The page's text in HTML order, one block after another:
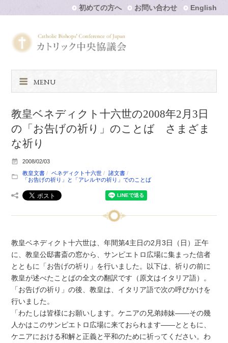
初めての方へ お問い合わせ English
MENU
教皇ベネディクト十六世の2008年2月3日
の「お告げの祈り」のことば さまざま
な祈り
2008/02/03
教皇文書
ベネディクト十六世
諸文書
「お告げの祈り」と「アレルヤの祈り」でのことば
教皇ベネディクト十六世は、年間第4主日の2月3日（日）正午
に、教皇公邸書斎の窓から、サンピエトロ広場に集まった信者
とともに「お告げの祈り」を行いました。以下は、祈りの前に
教皇が述べたことばの全文の翻訳です（原文はイタリア語）。
「お告げの祈り」の後、教皇は、イタリア語で次の呼びかけを
行いました。
「わたしは皆様にお願いします。ケニアの兄弟姉妹――その幾
人かはこのサンピエトロ広場に来ておられます――とともに、
ケニアにおける和解と正義と平和のために祈ってください。わ